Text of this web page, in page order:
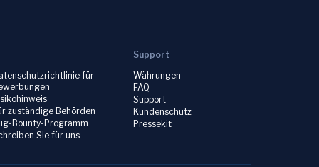
für
zuständige Behörden
Bounty-Programm
Sie für uns
Support
Währungen
FAQ
Support
Kundenschutz
Pressekit